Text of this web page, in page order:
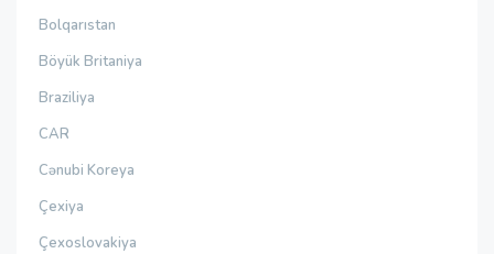
Bolqarıstan
Böyük Britaniya
Braziliya
CAR
Cənubi Koreya
Çexiya
Çexoslovakiya